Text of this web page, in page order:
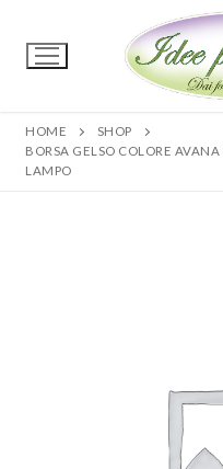
HOME
SHOP
BORSA GELSO COLORE
LAMPO